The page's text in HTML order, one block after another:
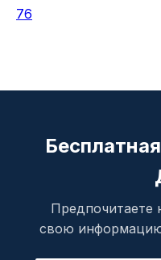
76
Предпочитаете
свою